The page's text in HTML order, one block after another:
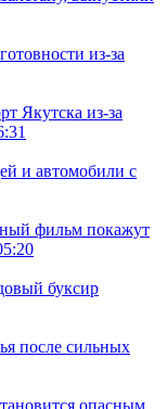
из-за
Якутска из-за
и автомобили с
фильм покажут
буксир
после сильных
опасным